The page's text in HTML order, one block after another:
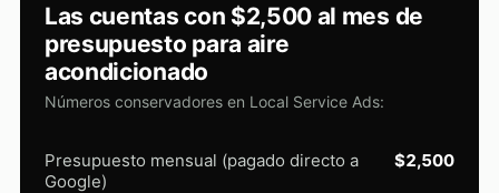
Las cuentas con $2,500 al mes de
presupuesto para aire
acondicionado
Números conservadores en Local Service Ads:
Presupuesto mensual (pagado directo a
Google)
$2,500